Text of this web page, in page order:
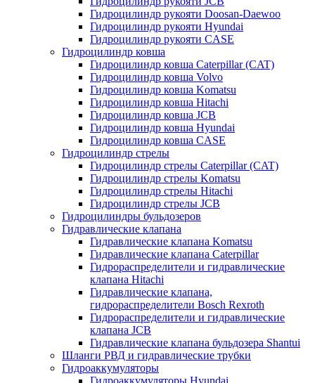
Гидроцилиндр рукояти Doosan-Daewoo
Гидроцилиндр рукояти Hyundai
Гидроцилиндр рукояти CASE
Гидроцилиндр ковша
Гидроцилиндр ковша Caterpillar (CAT)
Гидроцилиндр ковша Volvo
Гидроцилиндр ковша Komatsu
Гидроцилиндр ковша Hitachi
Гидроцилиндр ковша JCB
Гидроцилиндр ковша Hyundai
Гидроцилиндр ковша CASE
Гидроцилиндр стрелы
Гидроцилиндр стрелы Caterpillar (CAT)
Гидроцилиндр стрелы Komatsu
Гидроцилиндр стрелы Hitachi
Гидроцилиндр стрелы JCB
Гидроцилиндры бульдозеров
Гидравлические клапана
Гидравлические клапана Komatsu
Гидравлические клапана Caterpillar
Гидрораспределители и гидравлические
клапана Hitachi
Гидравлические клапана,
гидрораспределители Bosch Rexroth
Гидрораспределители и гидравлические
клапана JCB
Гидравлические клапана бульдозера Shantui
Шланги РВД и гидравлические трубки
Гидроаккумуляторы
Гидроаккумуляторы Hyundai